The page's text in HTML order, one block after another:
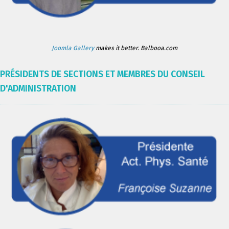
Joomla Gallerymakes it better. Balbooa.com
PRÉSIDENTS DE SECTIONS ET MEMBRES DU CONSEIL
D'ADMINISTRATION